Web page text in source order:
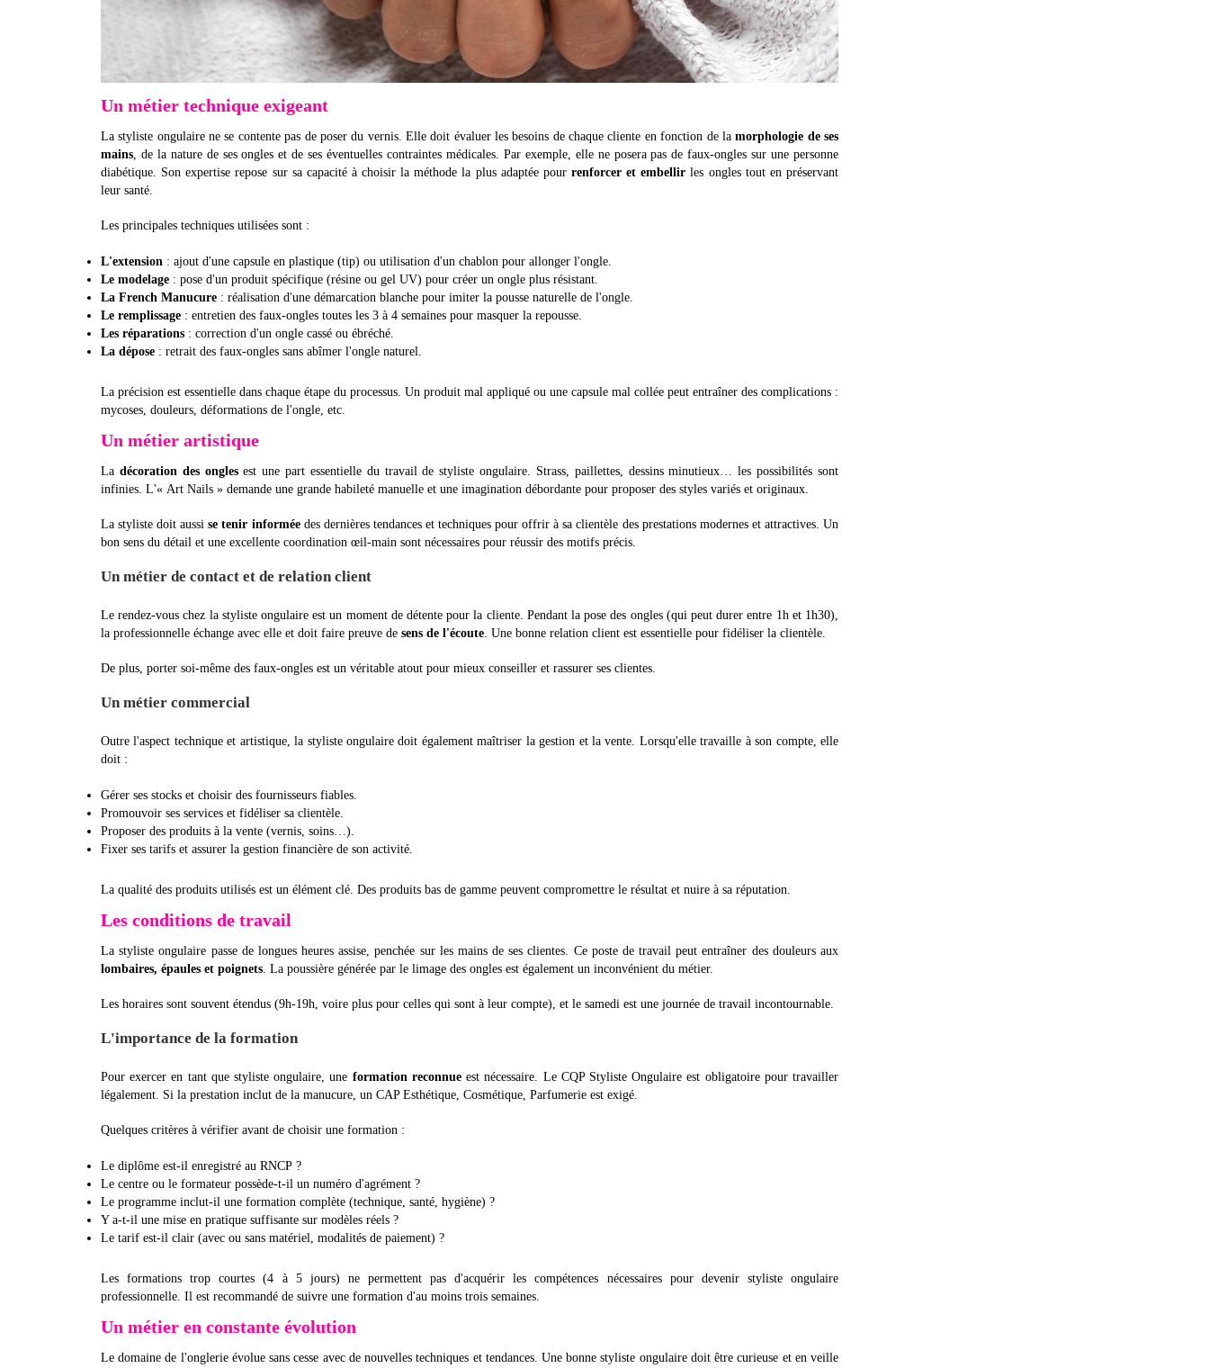
Un métier technique exigeant
La styliste ongulaire ne se contente pas de poser du vernis. Elle doit évaluer les besoins de chaque cliente en fonction de lamorphologie de ses
mains, de la nature de ses ongles et de ses éventuelles contraintes médicales. Par exemple, elle ne posera pas de faux-ongles sur une personne
diabétique. Son expertise repose sur sa capacité à choisir la méthode la plus adaptée pourrenforcer et embellir les ongles tout en préservant
leur santé.
Les principales techniques utilisées sont :
L'extension : ajout d'une capsule en plastique (tip) ou utilisation d'un chablon pour allonger l'ongle.
Le modelage : pose d'un produit spécifique (résine ou gel UV) pour créer un ongle plus résistant.
La French Manucure : réalisation d'une démarcation blanche pour imiter la pousse naturelle de l'ongle.
Le remplissage : entretien des faux-ongles toutes les 3 à 4 semaines pour masquer la repousse.
Les réparations : correction d'un ongle cassé ou ébréché.
La dépose : retrait des faux-ongles sans abîmer l'ongle naturel.
La précision est essentielle dans chaque étape du processus. Un produit mal appliqué ou une capsule mal collée peut entraîner des complications :
mycoses, douleurs, déformations de l'ongle, etc.
Un métier artistique
La décoration des onglesest une part essentielle du travail de styliste ongulaire. Strass, paillettes, dessins minutieux… les possibilités sont
infinies. L'« Art Nails » demande une grande habileté manuelle et une imagination débordante pour proposer des styles variés et originaux.
La styliste doit aussise tenir informéedes dernières tendances et techniques pour offrir à sa clientèle des prestations modernes et attractives. Un
bon sens du détail et une excellente coordination œil-main sont nécessaires pour réussir des motifs précis.
Un métier de contact et de relation client
Le rendez-vous chez la styliste ongulaire est un moment de détente pour la cliente. Pendant la pose des ongles (qui peut durer entre 1h et 1h30),
la professionnelle échange avec elle et doit faire preuve de sens de l'écoute. Une bonne relation client est essentielle pour fidéliser la clientèle.
De plus, porter soi-même des faux-ongles est un véritable atout pour mieux conseiller et rassurer ses clientes.
Un métier commercial
Outre l'aspect technique et artistique, la styliste ongulaire doit également maîtriser la gestion et la vente. Lorsqu'elle travaille à son compte, elle
doit :
Gérer ses stocks et choisir des fournisseurs fiables.
Promouvoir ses services et fidéliser sa clientèle.
Proposer des produits à la vente (vernis, soins…).
Fixer ses tarifs et assurer la gestion financière de son activité.
La qualité des produits utilisés est un élément clé. Des produits bas de gamme peuvent compromettre le résultat et nuire à sa réputation.
Les conditions de travail
La styliste ongulaire passe de longues heures assise, penchée sur les mains de ses clientes. Ce poste de travail peut entraîner des douleurs aux
lombaires, épaules et poignets. La poussière générée par le limage des ongles est également un inconvénient du métier.
Les horaires sont souvent étendus (9h-19h, voire plus pour celles qui sont à leur compte), et le samedi est une journée de travail incontournable.
L'importance de la formation
Pour exercer en tant que styliste ongulaire, une formation reconnueest nécessaire. Le CQP Styliste Ongulaire est obligatoire pour travailler
légalement. Si la prestation inclut de la manucure, un CAP Esthétique, Cosmétique, Parfumerie est exigé.
Quelques critères à vérifier avant de choisir une formation :
Le diplôme est-il enregistré au RNCP ?
Le centre ou le formateur possède-t-il un numéro d'agrément ?
Le programme inclut-il une formation complète (technique, santé, hygiène) ?
Y a-t-il une mise en pratique suffisante sur modèles réels ?
Le tarif est-il clair (avec ou sans matériel, modalités de paiement) ?
Les formations trop courtes (4 à 5 jours) ne permettent pas d'acquérir les compétences nécessaires pour devenir styliste ongulaire
professionnelle. Il est recommandé de suivre une formation d'au moins trois semaines.
Un métier en constante évolution
Le domaine de l'onglerie évolue sans cesse avec de nouvelles techniques et tendances. Une bonne styliste ongulaire doit être curieuse et en veille